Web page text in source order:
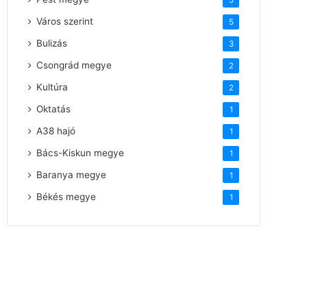
Város szerint 5
Bulizás 3
Csongrád megye 2
Kultúra 2
Oktatás 1
A38 hajó 1
Bács-Kiskun megye 1
Baranya megye 1
Békés megye 1